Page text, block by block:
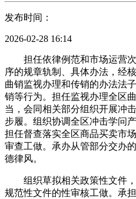
发布时间：
2026-02-28 16:14
担任依律例范和市场运营次
序的规章轨制、具体办法，经
曲销监视办理和传销的办法法
销等行为。担任监视办理全区
当，会同相关部分组织开展冲
步履。组织协调全区冲击学问
担任督查落实全区商品买卖市
审查工做。承办从管部分交办
德律风。
组织草拟相关政策性文件，
规范性文件的性审核工做。承